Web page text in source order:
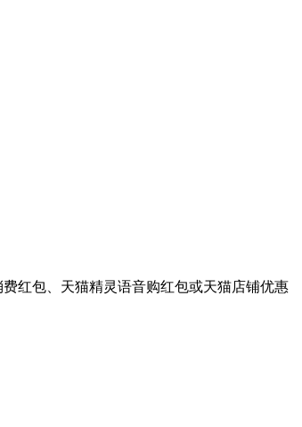
红包、天猫精灵语音购红包或天猫店铺优惠